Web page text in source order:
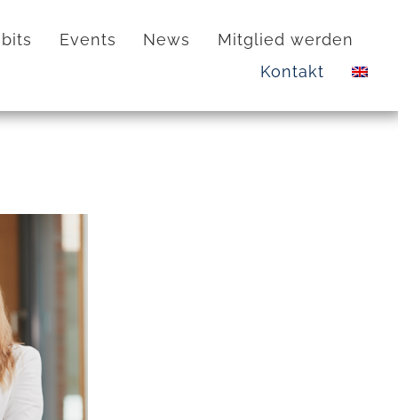
Events News
Mitglied werden
Kontakt